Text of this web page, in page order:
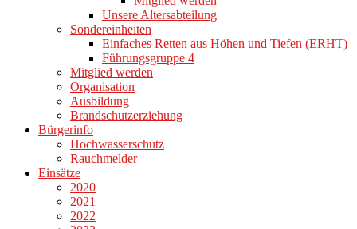
Unsere Altersabteilung
Sondereinheiten
Einfaches Retten aus Höhen und Tiefen (ERHT)
Führungsgruppe 4
Mitglied werden
Organisation
Ausbildung
Brandschutzerziehung
Bürgerinfo
Hochwasserschutz
Rauchmelder
Einsätze
2020
2021
2022